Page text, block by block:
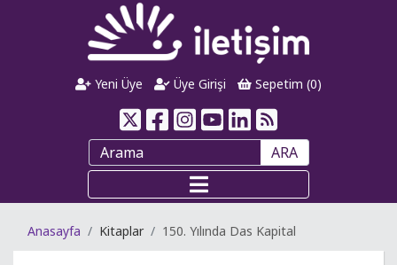
Yeni Üye Üye Girişi Sepetim (0)
ARA
Anasayfa Kitaplar 150. Yılında Das Kapital